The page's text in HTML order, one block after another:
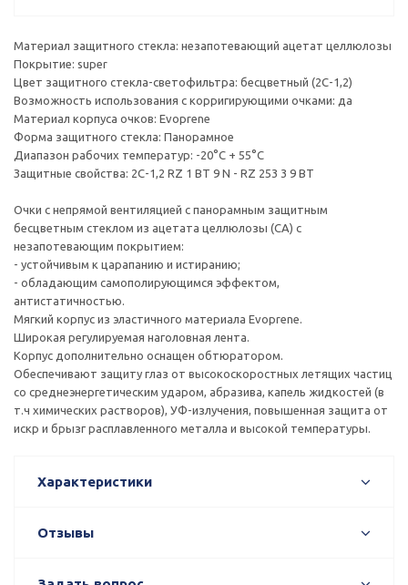
Материал защитного стекла: незапотевающий ацетат целлюлозы
Покрытие: super
Цвет защитного стекла-светофильтра: бесцветный (2С-1,2)
Возможность использования с корригирующими очками: да
Материал корпуса очков: Evoprene
Форма защитного стекла: Панорамное
Диапазон рабочих температур: -20°C + 55°C
Защитные свойства: 2C-1,2 RZ 1 BT 9 N - RZ 253 3 9 BT
Очки с непрямой вентиляцией с панорамным защитным
бесцветным стеклом из ацетата целлюлозы (СА) с
незапотевающим покрытием:
- устойчивым к царапанию и истиранию;
- обладающим самополирующимся эффектом,
антистатичностью.
Мягкий корпус из эластичного материала Evoprene.
Широкая регулируемая наголовная лента.
Корпус дополнительно оснащен обтюратором.
Обеспечивают защиту глаз от высокоскоростных летящих частиц
со среднеэнергетическим ударом, абразива, капель жидкостей (в
т.ч химических растворов), УФ-излучения, повышенная защита от
искр и брызг расплавленного металла и высокой температуры.
Характеристики
Отзывы